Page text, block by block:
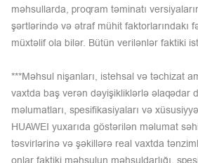
məhsullarda, proqram təminatı
şərtlərində və ətraf mühit faktorlarındakı
müxtəlif ola bilər. Bütün verilənlər faktiki
***Məhsul nişanları, istehsal və təchizat
vaxtda baş verən dəyişikliklərlə əlaqədar
məlumatları, spesifikasiyaları və
HUAWEI yuxarıda göstərilən məlumat
təsvirlərinə və şəkillərə real vaxtda